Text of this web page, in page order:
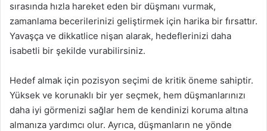
sırasında hızla hareket eden bir düşmanı vurmak,
zamanlama becerilerinizi geliştirmek için harika bir fırsattır.
Yavaşça ve dikkatlice nişan alarak, hedeflerinizi daha
isabetli bir şekilde vurabilirsiniz.
Hedef almak için pozisyon seçimi de kritik öneme sahiptir.
Yüksek ve korunaklı bir yer seçmek, hem düşmanlarınızı
daha iyi görmenizi sağlar hem de kendinizi koruma altına
almanıza yardımcı olur. Ayrıca, düşmanların ne yönde